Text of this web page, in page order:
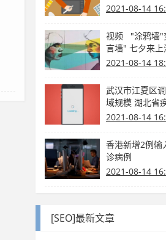
2021-08-14
视频 "涂鸦墙"
言墙" 七夕来
卡吧
2021-08-14
武汉市江夏区
域规模 湖北省
2021-08-14
香港新增2例输
诊病例
2021-08-14
[SEO]最新文章